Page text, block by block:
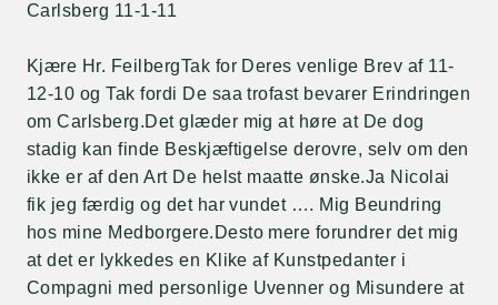
Carlsberg 11-1-11
Kjære Hr. FeilbergTak for Deres venlige Brev af 11-
12-10 og Tak fordi De saa trofast bevarer Erindringen
om Carlsberg.Det glæder mig at høre at De dog
stadig kan finde Beskjæftigelse derovre, selv om den
ikke er af den Art De helst maatte ønske.Ja Nicolai
fik jeg færdig og det har vundet …. Mig Beundring
hos mine Medborgere.Desto mere forundrer det mig
at det er lykkedes en Klike af Kunstpedanter i
Compagni med personlige Uvenner og Misundere at